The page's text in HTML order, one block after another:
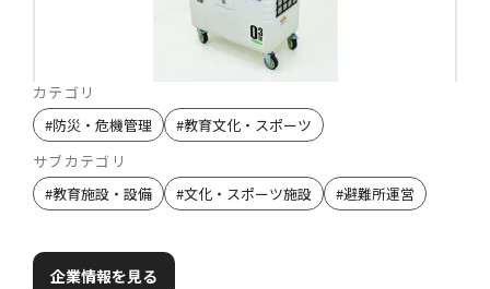
カテゴリ
#防災・危機管理 #教育文化・スポーツ
サブカテゴリ
#教育施設・設備 #文化・スポーツ施設 #避難所運営
企業情報を見る